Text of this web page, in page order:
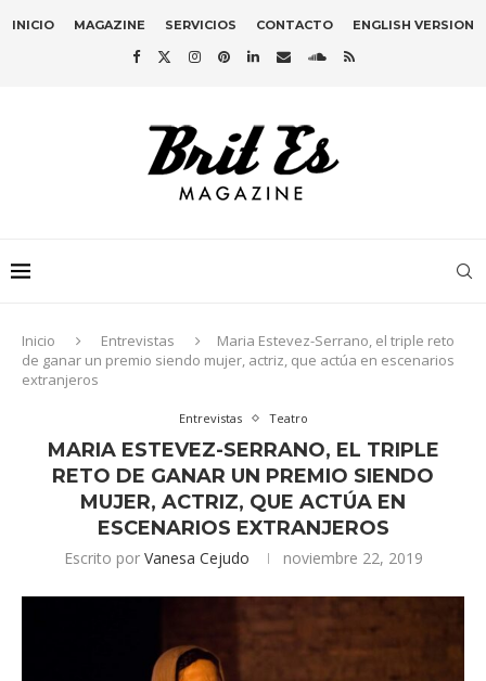
INICIO MAGAZINE SERVICIOS CONTACTO ENGLISH VERSION
Inicio Entrevistas
Maria Estevez-Serrano, el triple reto
de ganar un premio siendo mujer, actriz, que actúa en escenarios
extranjeros
Entrevistas Teatro
MARIA ESTEVEZ-SERRANO, EL TRIPLE
RETO DE GANAR UN PREMIO SIENDO
MUJER, ACTRIZ, QUE ACTÚA EN
ESCENARIOS EXTRANJEROS
Escrito por Vanesa Cejudo noviembre 22, 2019